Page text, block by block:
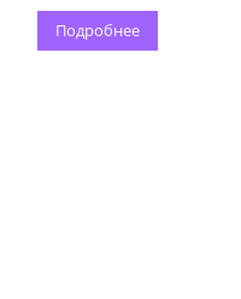
Подробнее